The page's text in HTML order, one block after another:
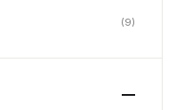
(9)